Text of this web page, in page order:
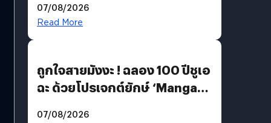
07/08/2026
Read More
ถูกใจสายมังงะ ! ฉลอง 100 ปีชูเอ
ฉะ ด้วยโปรเจกต์ยักษ์ ‘Manga
07/08/2026